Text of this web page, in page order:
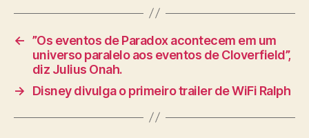
← ”Os eventos de Paradox acontecem em um
universo paralelo aos eventos de Cloverfield”,
diz Julius Onah.
→
Disney divulga o primeiro trailer de WiFi Ralph